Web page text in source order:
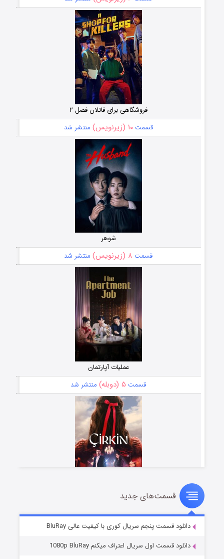
فروشگاهی برای قاتلان فصل ۲
قسمت۱۰ (زیرنویس) منتشر شد
شوهر
قسمت ۸ (زیرنویس) منتشر شد
عملیات آپارتمان
قسمت ۵ (دوبله) منتشر شد
سریال زشت
قسمت۲ (زیرنویس) منتشر شد
قسمت‌های جدید
دانلود قسمت پنجم سریال کوری با کیفیت عالی BluRay
دانلود قسمت اول سریال اعتراف میکنم 1080p BluRay